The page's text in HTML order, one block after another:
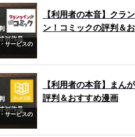
サービスの
【利用者の本音】クラ
ン！コミックの評判＆
サービスの
【利用者の本音】まん
評判＆おすすめ漫画